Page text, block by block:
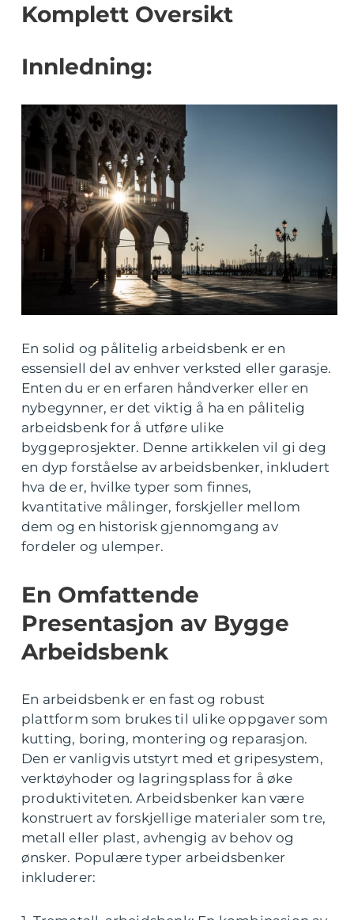
Komplett Oversikt
Innledning:
En solid og pålitelig arbeidsbenk er en
essensiell del av enhver verksted eller garasje.
Enten du er en erfaren håndverker eller en
nybegynner, er det viktig å ha en pålitelig
arbeidsbenk for å utføre ulike
byggeprosjekter. Denne artikkelen vil gi deg
en dyp forståelse av arbeidsbenker, inkludert
hva de er, hvilke typer som finnes,
kvantitative målinger, forskjeller mellom
dem og en historisk gjennomgang av
fordeler og ulemper.
En Omfattende
Presentasjon av Bygge
Arbeidsbenk
En arbeidsbenk er en fast og robust
plattform som brukes til ulike oppgaver som
kutting, boring, montering og reparasjon.
Den er vanligvis utstyrt med et gripesystem,
verktøyhoder og lagringsplass for å øke
produktiviteten. Arbeidsbenker kan være
konstruert av forskjellige materialer som tre,
metall eller plast, avhengig av behov og
ønsker. Populære typer arbeidsbenker
inkluderer: